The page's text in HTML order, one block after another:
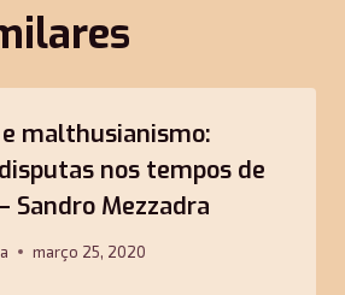
malthusianismo:
nos tempos de
Sandro Mezzadra
março 25, 2020